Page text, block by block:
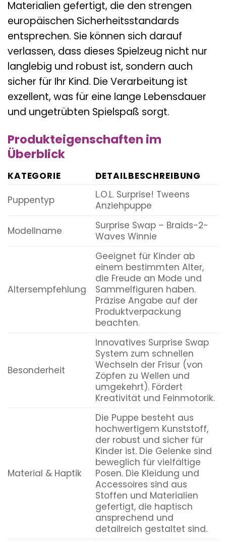
Materialien gefertigt, die den strengen
europäischen Sicherheitsstandards
entsprechen. Sie können sich darauf
verlassen, dass dieses Spielzeug nicht nur
langlebig und robust ist, sondern auch
sicher für Ihr Kind. Die Verarbeitung ist
exzellent, was für eine lange Lebensdauer
und ungetrübten Spielspaß sorgt.
Produkteigenschaften im
Überblick
KATEGORIE
DETAILBESCHREIBUNG
Puppentyp
L.O.L. Surprise! Tweens
Anziehpuppe
Modellname
Surprise Swap – Braids-2-
Waves Winnie
Altersempfehlung
Geeignet für Kinder ab
einem bestimmten Alter,
die Freude an Mode und
Sammelfiguren haben.
Präzise Angabe auf der
Produktverpackung
beachten.
Besonderheit
Innovatives Surprise Swap
System zum schnellen
Wechseln der Frisur (von
Zöpfen zu Wellen und
umgekehrt). Fördert
Kreativität und Feinmotorik.
Material & Haptik
Die Puppe besteht aus
hochwertigem Kunststoff,
der robust und sicher für
Kinder ist. Die Gelenke sind
beweglich für vielfältige
Posen. Die Kleidung und
Accessoires sind aus
Stoffen und Materialien
gefertigt, die haptisch
ansprechend und
detailreich gestaltet sind.